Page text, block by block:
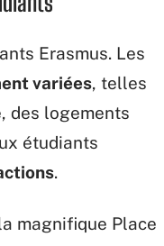
Erasmus. Les
variées, telles
des logements
étudiants
.
magnifique Place